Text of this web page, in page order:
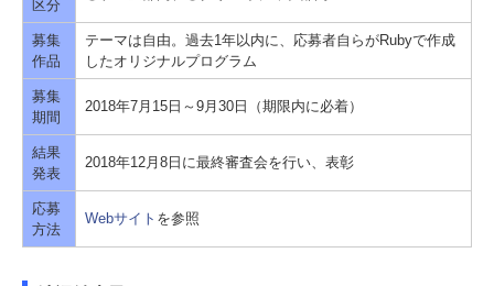
区分
募集
作品
テーマは自由。過去1年以内に、応募者自らがRubyで作成
したオリジナルプログラム
募集
期間
2018年7月15日～9月30日（期限内に必着）
結果
発表
2018年12月8日に最終審査会を行い、表彰
応募
方法
Webサイト を参照